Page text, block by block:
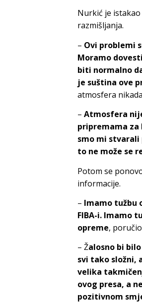
Nurkić je
razmišljanja.
– Ovi problemi
Moramo
biti normalno
je suština ove
atmosfera
– Atmosfera
pripremama za
smo mi stvarali
to ne može se
Potom se
informacije.
– Imamo tužbu
FIBA-i. Imamo
opreme,
– Žalosno bi
svi tako složni,
velika
ovog presa, a
pozitivnom